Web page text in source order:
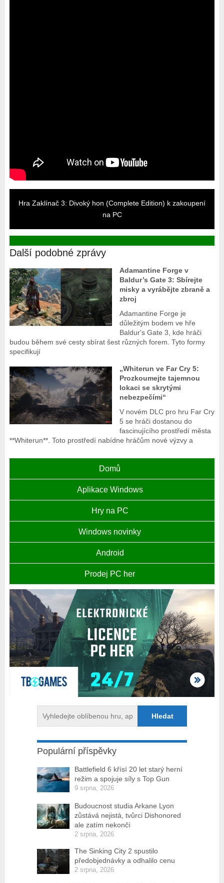
Hra Zaklínač 3: Divoký hon (Complete Edition) k zakoupení
na PC
Další podobné zprávy
Adamantine Forge v
Baldur’s Gate 3: Sbírejte
misky a vyrábějte zbraně a
zbroj
Adamantine Forge je
důležitým bodem ve hře
Baldur's Gate 3, kde hráči
budou během své cesty sbírat šest různých forem. Tyto formy
specifikují
„Whiterun ve Far Cry 5:
Prozkoumejte tajemnou
lokaci se skrytými
nebezpečími“
V novém DLC pro hru Far Cry
5 se hráči dostanou do
fascinujícího prostředí města
**Whiterun**. Toto prostředí nabídne hráčům nové výzvy a
Domů
Aplikace Windows
Hry na PC
Windows novinky
Android
Prodej PC her
Populární příspěvky
Battlefield 6 křísí 20 let starý herní
režim a spojuje síly s Top Gun
9 srpna, 2026
Budoucnost studia Arkane Lyon
zůstává nejistá, tvůrci Dishonored
ale zatím nekončí
2 srpna, 2026
The Sinking City 2 spustilo
předobjednávky a odhalilo cenu
2 srpna, 2026